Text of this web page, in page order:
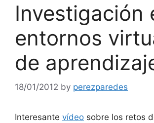
Investigación
entornos
de
18/01/2012 by perezparedes
Interesante vídeo sobre los retos